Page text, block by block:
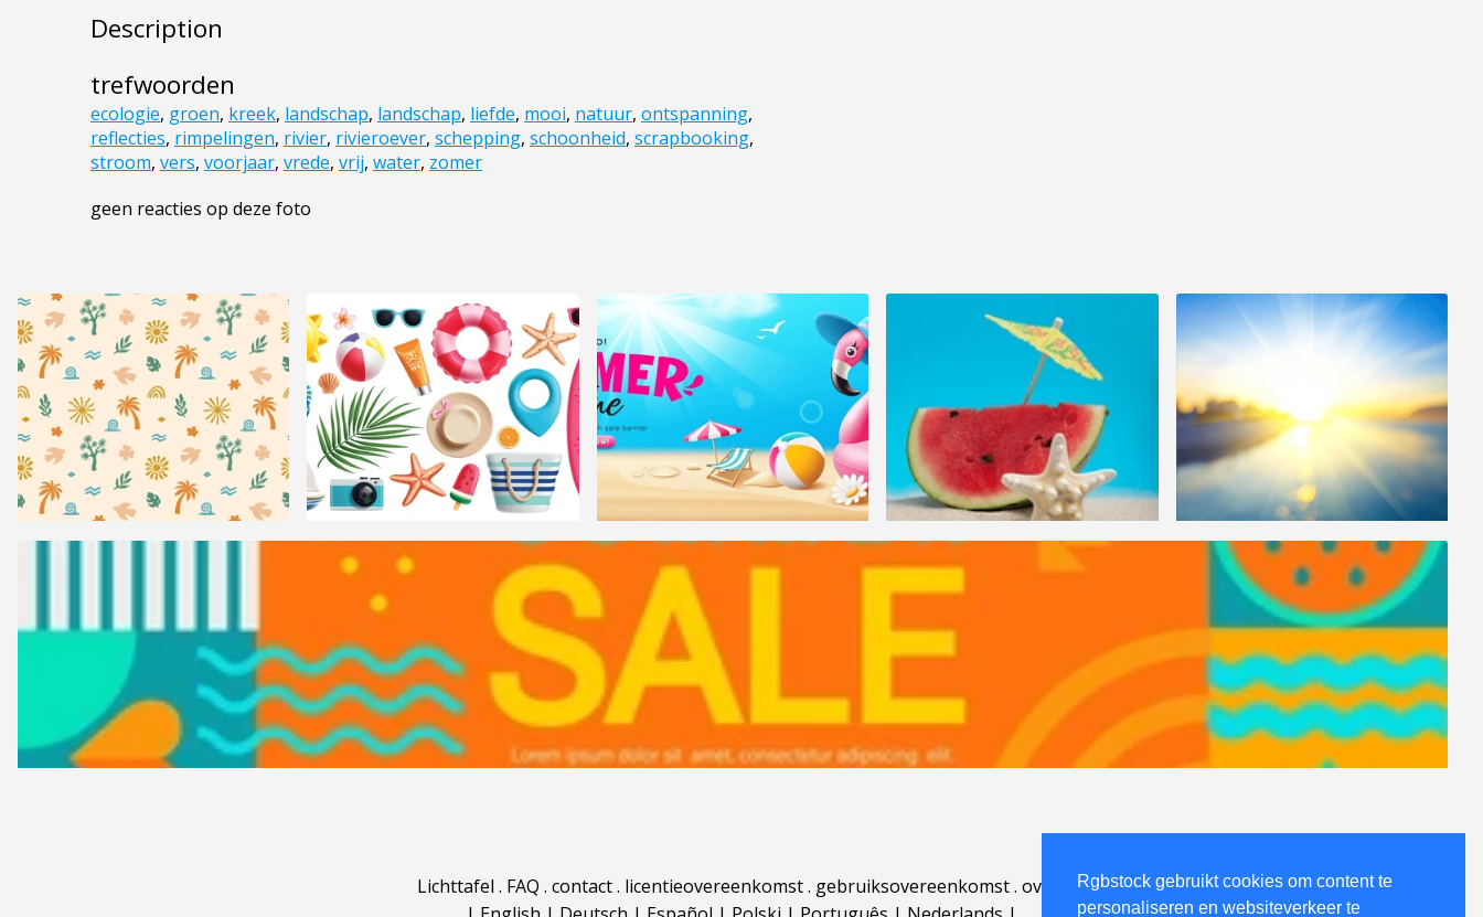
Rgbstock gebruikt cookies om content te
personaliseren en websiteverkeer te
Description
trefwoorden
ecologie, groen, kreek, landschap, landschap, liefde, mooi, natuur, ontspanning,
reflecties, rimpelingen, rivier, rivieroever, schepping, schoonheid, scrapbooking,
stroom, vers, voorjaar, vrede, vrij, water, zomer
geen reacties op deze foto
Lichttafel . FAQ . contact. licentieovereenkomst. gebruiksovereenkomst. over